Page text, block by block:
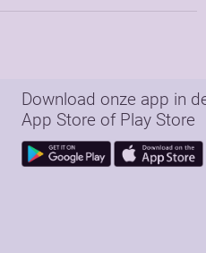
Download onze app in
App Store of Play Store